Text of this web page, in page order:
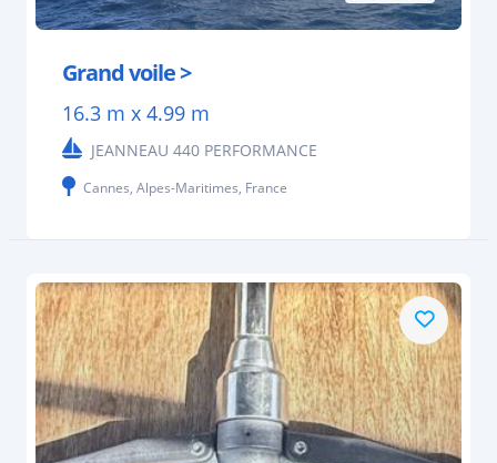
Grand voile >
16.3 m x 4.99 m
JEANNEAU 440 PERFORMANCE
Cannes, Alpes-Maritimes, France